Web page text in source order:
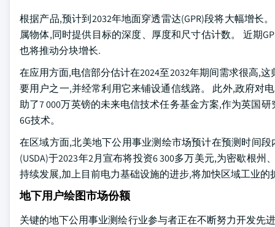
根据产品,预计到2032年地面穿透雷达(GPR)段将大幅增长
属物体,同时提供目标的深度、厚度和尺寸估计数。 近期
也将推动分块增长.
在应用方面,电信部分估计在2024至2032年期间需求很高,
要用户之一,并经常利用它来铺设通信线路。 此外,政府对
助了7 000万英镑的未来电信技术任务基金方案,作为英国
6G技术。
在区域方面,北美地下公用事业测绘市场预计在预测时间
(USDA)于2023年2月宣布将投资6 300多万美元,为密歇根
持续发展,加上目前电力基础设施的进步,将加快区域工业的
地下用户绘图市场份额
关键的地下公用事业测绘行业参与者正在不断努力开发先